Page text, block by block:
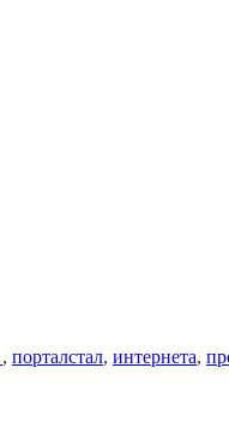
, порталстал, интернета,